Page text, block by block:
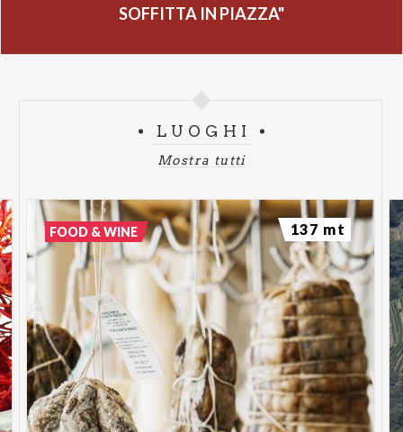
SOFFITTA IN PIAZZA"
LUOGHI
Mostra tutti
FOOD & WINE 137 mt